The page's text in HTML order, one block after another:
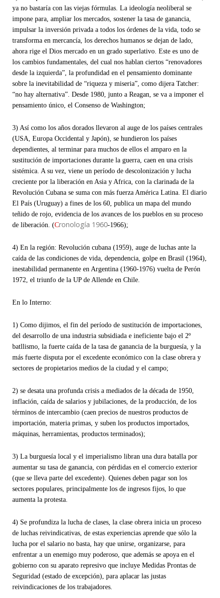
ya no bastaría con las viejas fórmulas. La ideología neoliberal se
impone para, ampliar los mercados, sostener la tasa de ganancia,
impulsar la inversión privada a todos los órdenes de la vida, todo se
transforma en mercancía, los derechos humanos se dejan de lado,
ahora rige el Dios mercado en un grado superlativo. Este es uno de
los cambios fundamentales, del cual nos hablan ciertos “renovadores
desde la izquierda”, la profundidad en el pensamiento dominante
sobre la inevitabilidad de “riqueza y miseria”, como dijera Tatcher:
“no hay alternativa”. Desde 1980, junto a Reagan, se va a imponer el
pensamiento único, el Consenso de Washington;
3) Así como los años dorados llevaron al auge de los países centrales
(USA, Europa Occidental y Japón), se hundieron los países
dependientes, al terminar para muchos de ellos el amparo en la
sustitución de importaciones durante la guerra, caen en una crisis
sistémica. A su vez, viene un período de descolonización y lucha
creciente por la liberación en Asia y Africa, con la clarinada de la
Revolución Cubana se suma con más fuerza América Latina. El diario
El País (Uruguay) a fines de los 60, publica un mapa del mundo
teñido de rojo, evidencia de los avances de los pueblos en su proceso
de liberación. (Cronología 1960-1966);
4) En la región: Revolución cubana (1959), auge de luchas ante la
caída de las condiciones de vida, dependencia, golpe en Brasil (1964),
inestabilidad permanente en Argentina (1960-1976) vuelta de Perón
1972, el triunfo de la UP de Allende en Chile.
En lo Interno:
1) Como dijimos, el fin del período de sustitución de importaciones,
del desarrollo de una industria subsidiada e ineficiente bajo el 2º
batllismo, la fuerte caída de la tasa de ganancia de la burguesía, y la
más fuerte disputa por el excedente económico con la clase obrera y
sectores de propietarios medios de la ciudad y el campo;
2) se desata una profunda crisis a mediados de la década de 1950,
inflación, caída de salarios y jubilaciones, de la producción, de los
términos de intercambio (caen precios de nuestros productos de
importación, materia primas, y suben los productos importados,
máquinas, herramientas, productos terminados);
3) La burguesía local y el imperialismo libran una dura batalla por
aumentar su tasa de ganancia, con pérdidas en el comercio exterior
(que se lleva parte del excedente). Quienes deben pagar son los
sectores populares, principalmente los de ingresos fijos, lo que
aumenta la protesta.
4) Se profundiza la lucha de clases, la clase obrera inicia un proceso
de luchas reivindicativas, de estas experiencias aprende que sólo la
lucha por el salario no basta, hay que unirse, organizarse, para
enfrentar a un enemigo muy poderoso, que además se apoya en el
gobierno con su aparato represivo que incluye Medidas Prontas de
Seguridad (estado de excepción), para aplacar las justas
reivindicaciones de los trabajadores.